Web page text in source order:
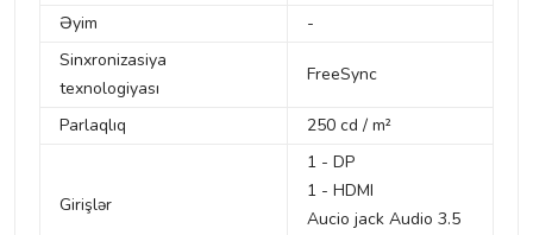
Əyim
-
Sinxronizasiya
texnologiyası
FreeSync
Parlaqlıq 250 cd / m²
Girişlər
1 - DP
1 - HDMI
Aucio jack Audio 3.5